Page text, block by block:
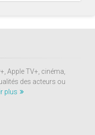
Apple TV+, cinéma,
des acteurs ou
plus